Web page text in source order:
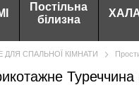
Постільна
білизна
ДЛЯ СПАЛЬНОЇ КІМНАТИ